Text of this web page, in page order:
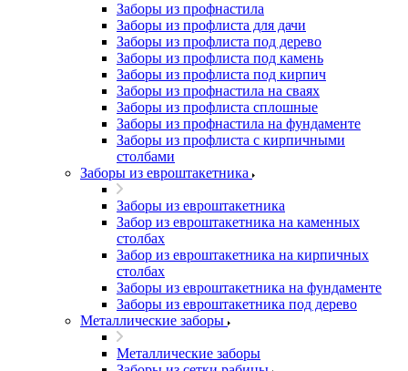
Заборы из профнастила
Заборы из профлиста для дачи
Заборы из профлиста под дерево
Заборы из профлиста под камень
Заборы из профлиста под кирпич
Заборы из профнастила на сваях
Заборы из профлиста сплошные
Заборы из профнастила на фундаменте
Заборы из профлиста с кирпичными
столбами
Заборы из евроштакетника
Заборы из евроштакетника
Забор из евроштакетника на каменных
столбах
Забор из евроштакетника на кирпичных
столбах
Заборы из евроштакетника на фундаменте
Заборы из евроштакетника под дерево
Металлические заборы
Металлические заборы